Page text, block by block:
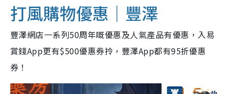
打風購物優惠｜豐澤
豐澤網店一系列50周年嘅優惠及人氣產品有優惠，入易
賞錢App更有$500優惠券拎，豐澤App都有95折優惠
券！